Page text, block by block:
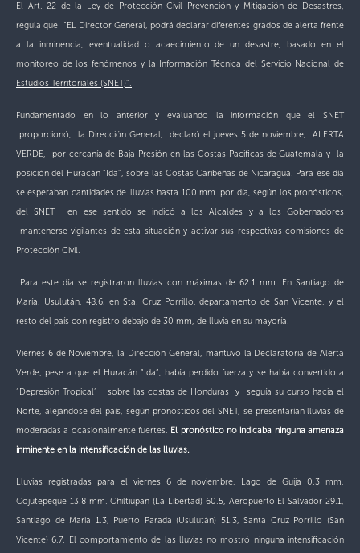
El Art. 22 de la Ley de Protección Civil Prevención y Mitigación de Desastres,
regula que “EL Director General, podrá declarar diferentes grados de alerta frente
a la inminencia, eventualidad o acaecimiento de un desastre, basado en el
monitoreo de los fenómenos y la Información Técnica del Servicio Nacional de
Estudios Territoriales (SNET)”.
Fundamentado en lo anterior y evaluando la información que el SNET
proporcionó, la Dirección General, declaró el jueves 5 de noviembre, ALERTA
VERDE, por cercanía de Baja Presión en las Costas Pacificas de Guatemala y la
posición del Huracán “Ida”, sobre las Costas Caribeñas de Nicaragua. Para ese día
se esperaban cantidades de lluvias hasta 100 mm. por día, según los pronósticos,
del SNET; en ese sentido se indicó a los Alcaldes y a los Gobernadores
mantenerse vigilantes de esta situación y activar sus respectivas comisiones de
Protección Civil.
Para este día se registraron lluvias con máximas de 62.1 mm. En Santiago de
María, Usulután, 48.6, en Sta. Cruz Porrillo, departamento de San Vicente, y el
resto del país con registro debajo de 30 mm, de lluvia en su mayoría.
Viernes 6 de Noviembre, la Dirección General, mantuvo la Declaratoria de Alerta
Verde; pese a que el Huracán “Ida”, había perdido fuerza y se había convertido a
“Depresión Tropical” sobre las costas de Honduras y seguía su curso hacia el
Norte, alejándose del país, según pronósticos del SNET, se presentarían lluvias de
moderadas a ocasionalmente fuertes. El pronóstico no indicaba ninguna amenaza
inminente en la intensificación de las lluvias.
Lluvias registradas para el viernes 6 de noviembre, Lago de Guija 0.3 mm,
Cojutepeque 13.8 mm. Chiltiupan (La Libertad) 60.5, Aeropuerto El Salvador 29.1,
Santiago de Maria 1.3, Puerto Parada (Usulután) 51.3, Santa Cruz Porrillo (San
Vicente) 6.7. El comportamiento de las lluvias no mostró ninguna intensificación